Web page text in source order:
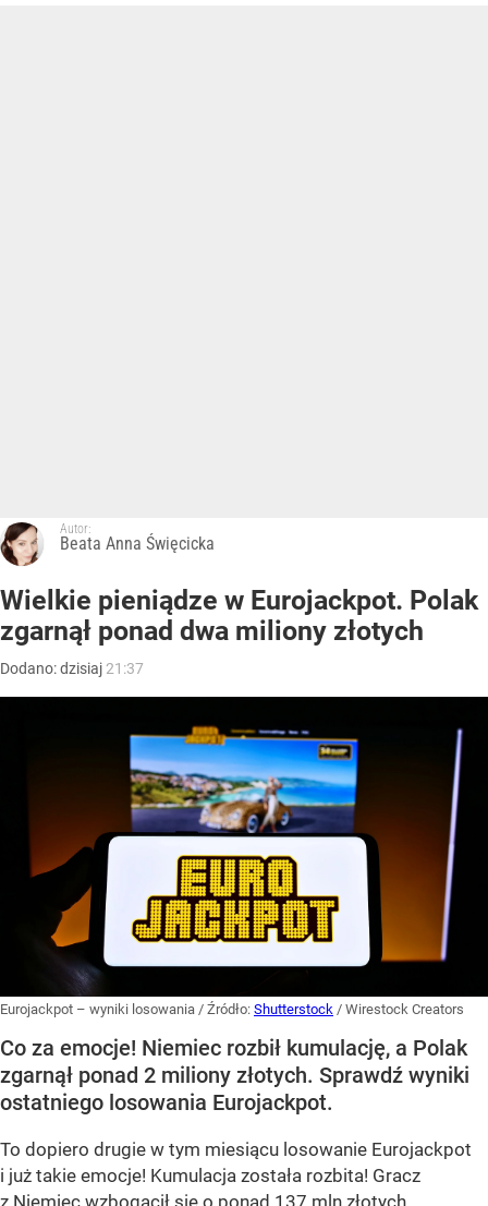
Autor:
Beata Anna Święcicka
Wielkie pieniądze w Eurojackpot. Polak
zgarnął ponad dwa miliony złotych
Dodano:dzisiaj 21:37
Eurojackpot – wyniki losowania / Źródło: Shutterstock / Wirestock Creators
Co za emocje! Niemiec rozbił kumulację, a Polak
zgarnął ponad 2 miliony złotych. Sprawdź wyniki
ostatniego losowania Eurojackpot.
To dopiero drugie w tym miesiącu losowanie Eurojackpot
i już takie emocje! Kumulacja została rozbita! Gracz
z Niemiec wzbogacił się o ponad 137 mln złotych.